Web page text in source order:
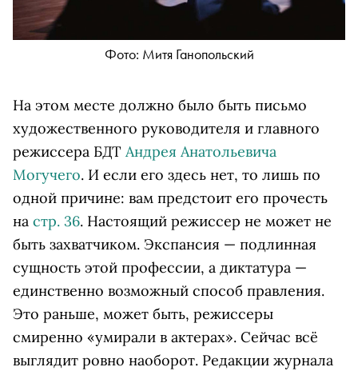
Фото: Митя Ганопольский
На этом месте должно было быть письмо
художественного руководителя и главного
режиссера БДТ Андрея Анатольевича
Могучего. И если его здесь нет, то лишь по
одной причине: вам предстоит его прочесть
на стр. 36. Настоящий режиссер не может не
быть захватчиком. Экспансия ­— подлинная
сущность этой профессии, а диктатура ­—
единственно возможный способ правления.
Это раньше, может быть, режиссеры
смиренно «умирали в актерах». Сейчас всё
выглядит ровно наоборот. Редакции журнала